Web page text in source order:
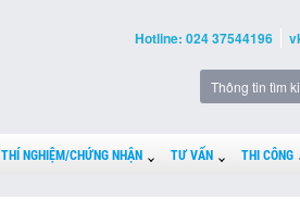
Hotline: 024 37544196
THÍ NGHIỆM/CHỨNG NHẬN TƯ VẤN THI CÔNG